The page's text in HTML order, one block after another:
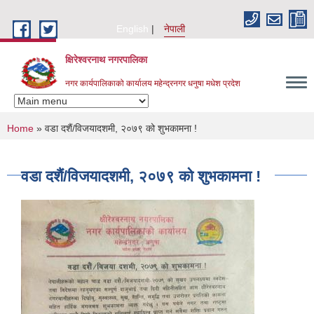
English
नेपाली
क्षिरेश्वरनाथ नगरपालिका
नगर कार्यपालिकाको कार्यालय महेन्द्रनगर धनुषा मधेश प्रदेश
You are here
Home » वडा दशैं/विजयादशमी, २०७९ को शुभकामना !
वडा दशैं/विजयादशमी, २०७९ को शुभकामना !